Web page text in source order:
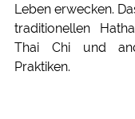
Leben erwecken.
traditionellen
Thai Chi und
Praktiken.